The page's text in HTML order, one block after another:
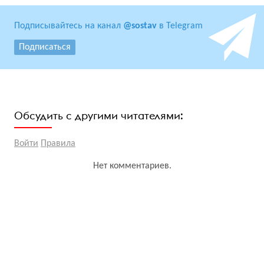
Подписывайтесь на канал @sostav в Telegram
Подписаться
Обсудить с другими читателями:
Войти Правила
Нет комментариев.